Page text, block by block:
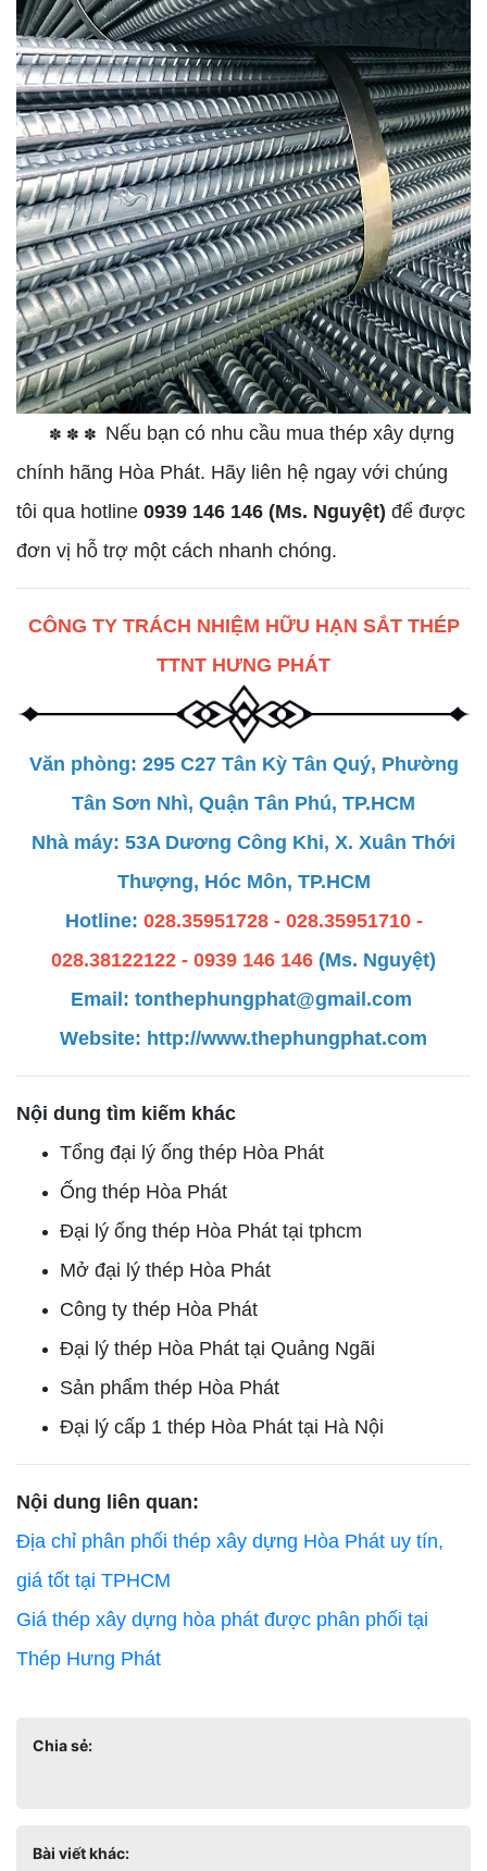
✽ ✽ ✽ Nếu bạn có nhu cầu mua thép xây dựng
chính hãng Hòa Phát. Hãy liên hệ ngay với chúng
tôi qua hotline 0939 146 146 (Ms. Nguyệt) để được
đơn vị hỗ trợ một cách nhanh chóng.
CÔNG TY TRÁCH NHIỆM HỮU HẠN SẮT THÉP
TTNT HƯNG PHÁT
Văn phòng: 295 C27 Tân Kỳ Tân Quý, Phường
Tân Sơn Nhì, Quận Tân Phú, TP.HCM
Nhà máy: 53A Dương Công Khi, X. Xuân Thới
Thượng, Hóc Môn, TP.HCM
Hotline: 028.35951728 - 028.35951710 -
028.38122122 - 0939 146 146 (Ms. Nguyệt)
Email: tonthephungphat@gmail.com
Website: http://www.thephungphat.com
Nội dung tìm kiếm khác
Tổng đại lý ống thép Hòa Phát
Ống thép Hòa Phát
Đại lý ống thép Hòa Phát tại tphcm
Mở đại lý thép Hòa Phát
Công ty thép Hòa Phát
Đại lý thép Hòa Phát tại Quảng Ngãi
Sản phẩm thép Hòa Phát
Đại lý cấp 1 thép Hòa Phát tại Hà Nội
Nội dung liên quan:
Địa chỉ phân phối thép xây dựng Hòa Phát uy tín,
giá tốt tại TPHCM
Giá thép xây dựng hòa phát được phân phối tại
Thép Hưng Phát
Chia sẻ:
Bài viết khác: